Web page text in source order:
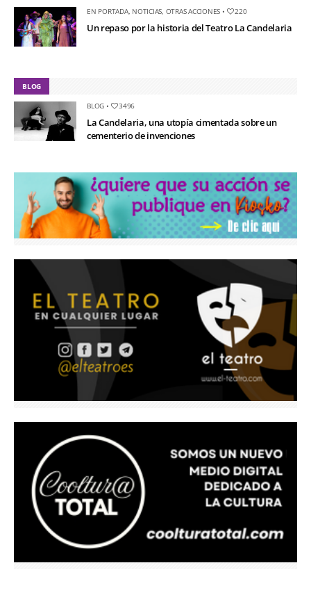
EN PORTADA, NOTICIAS OTRAS ACCIONES • 220
Un repaso por la historia del Teatro La Candelaria
BLOG
BLOG • 3496
La Candelaria, una utopía cimentada sobre un
cementerio de invenciones